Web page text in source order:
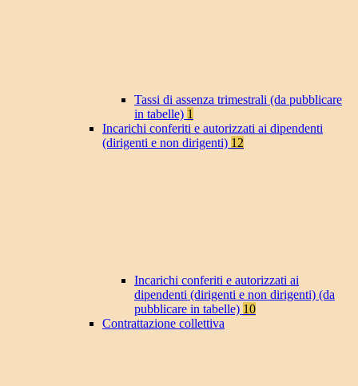
Tassi di assenza trimestrali (da pubblicare
in tabelle) 1
Incarichi conferiti e autorizzati ai dipendenti
(dirigenti e non dirigenti) 12
Incarichi conferiti e autorizzati ai
dipendenti (dirigenti e non dirigenti) (da
pubblicare in tabelle) 10
Contrattazione collettiva